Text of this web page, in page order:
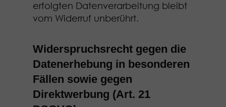
erfolgten Datenverarbeitung bleibt
vom Widerruf unberührt.
Widerspruchsrecht gegen die
Datenerhebung in besonderen
Fällen sowie gegen
Direktwerbung (Art. 21